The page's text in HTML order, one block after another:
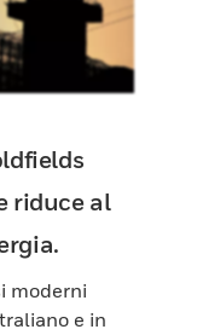
riduce al
moderni
e in